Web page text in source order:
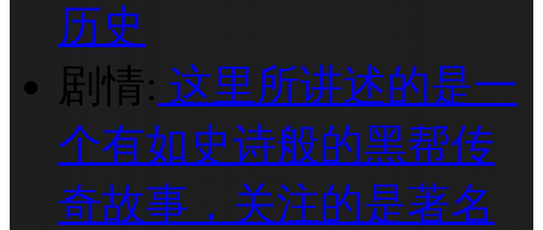
历史
剧情: 这里所讲述的是一
个有如史诗般的黑帮传
奇故事，关注的是著名